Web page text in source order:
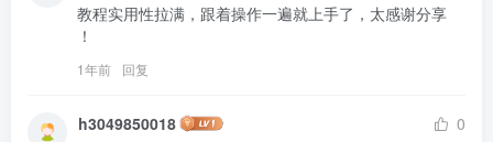
教程实用性拉满，跟着操作一遍就上手了，太感谢分享
！
1年前 回复
h3049850018
0